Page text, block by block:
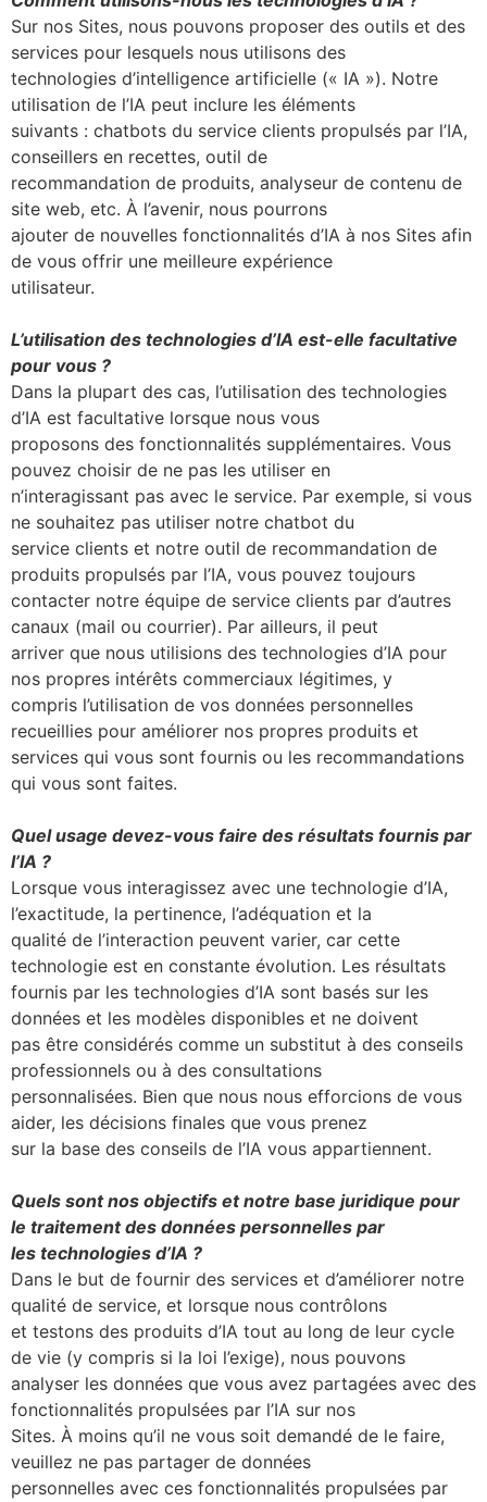
Sur nos Sites, nous pouvons proposer des outils et des
services pour lesquels nous utilisons des
technologies d’intelligence artificielle (« IA »). Notre
utilisation de l’IA peut inclure les éléments
suivants : chatbots du service clients propulsés par l’IA,
conseillers en recettes, outil de
recommandation de produits, analyseur de contenu de
site web, etc. À l’avenir, nous pourrons
ajouter de nouvelles fonctionnalités d’IA à nos Sites afin
de vous offrir une meilleure expérience
utilisateur.
L’utilisation des technologies d’IA est-elle facultative
pour vous ?
Dans la plupart des cas, l’utilisation des technologies
d’IA est facultative lorsque nous vous
proposons des fonctionnalités supplémentaires. Vous
pouvez choisir de ne pas les utiliser en
n’interagissant pas avec le service. Par exemple, si vous
ne souhaitez pas utiliser notre chatbot du
service clients et notre outil de recommandation de
produits propulsés par l’IA, vous pouvez toujours
contacter notre équipe de service clients par d’autres
canaux (mail ou courrier). Par ailleurs, il peut
arriver que nous utilisions des technologies d’IA pour
nos propres intérêts commerciaux légitimes, y
compris l’utilisation de vos données personnelles
recueillies pour améliorer nos propres produits et
services qui vous sont fournis ou les recommandations
qui vous sont faites.
Quel usage devez-vous faire des résultats fournis par
l’IA ?
Lorsque vous interagissez avec une technologie d’IA,
l’exactitude, la pertinence, l’adéquation et la
qualité de l’interaction peuvent varier, car cette
technologie est en constante évolution. Les résultats
fournis par les technologies d’IA sont basés sur les
données et les modèles disponibles et ne doivent
pas être considérés comme un substitut à des conseils
professionnels ou à des consultations
personnalisées. Bien que nous nous efforcions de vous
aider, les décisions finales que vous prenez
sur la base des conseils de l’IA vous appartiennent.
Quels sont nos objectifs et notre base juridique pour
le traitement des données personnelles par
les technologies d’IA ?
Dans le but de fournir des services et d’améliorer notre
qualité de service, et lorsque nous contrôlons
et testons des produits d’IA tout au long de leur cycle
de vie (y compris si la loi l’exige), nous pouvons
analyser les données que vous avez partagées avec des
fonctionnalités propulsées par l’IA sur nos
Sites. À moins qu’il ne vous soit demandé de le faire,
veuillez ne pas partager de données
personnelles avec ces fonctionnalités propulsées par